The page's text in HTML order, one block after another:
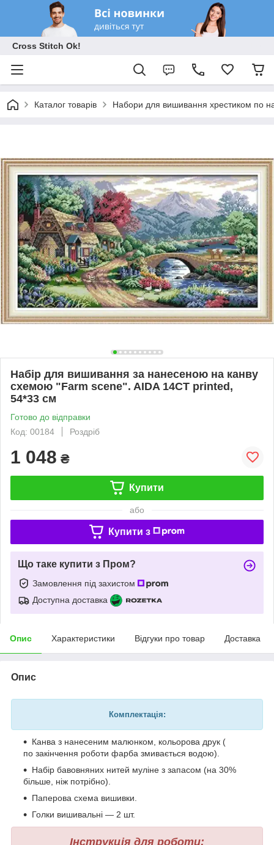
Cross Stitch Ok!
Каталог товарів Набори для вишивання хрестиком по
Набір для вишивання за нанесеною на канву
схемою "Farm scene". AIDA 14CT printed,
54*33 см
Готово до відправки
Код: 00184
Роздріб
1 048 ₴
Купити
або
Купити з
Що таке купити з Пром?
Замовлення під захистом
Доступна доставка
Опис Характеристики Відгуки про товар Доставка
Опис
Комплектація:
Канва з нанесеним малюнком, кольорова друк (
по закінчення роботи фарба змивається водою).
Набір бавовняних нитей муліне з запасом (на 30%
більше, ніж потрібно).
Паперова схема вишивки.
Голки вишивальні — 2 шт.
Інструкція для роботи: